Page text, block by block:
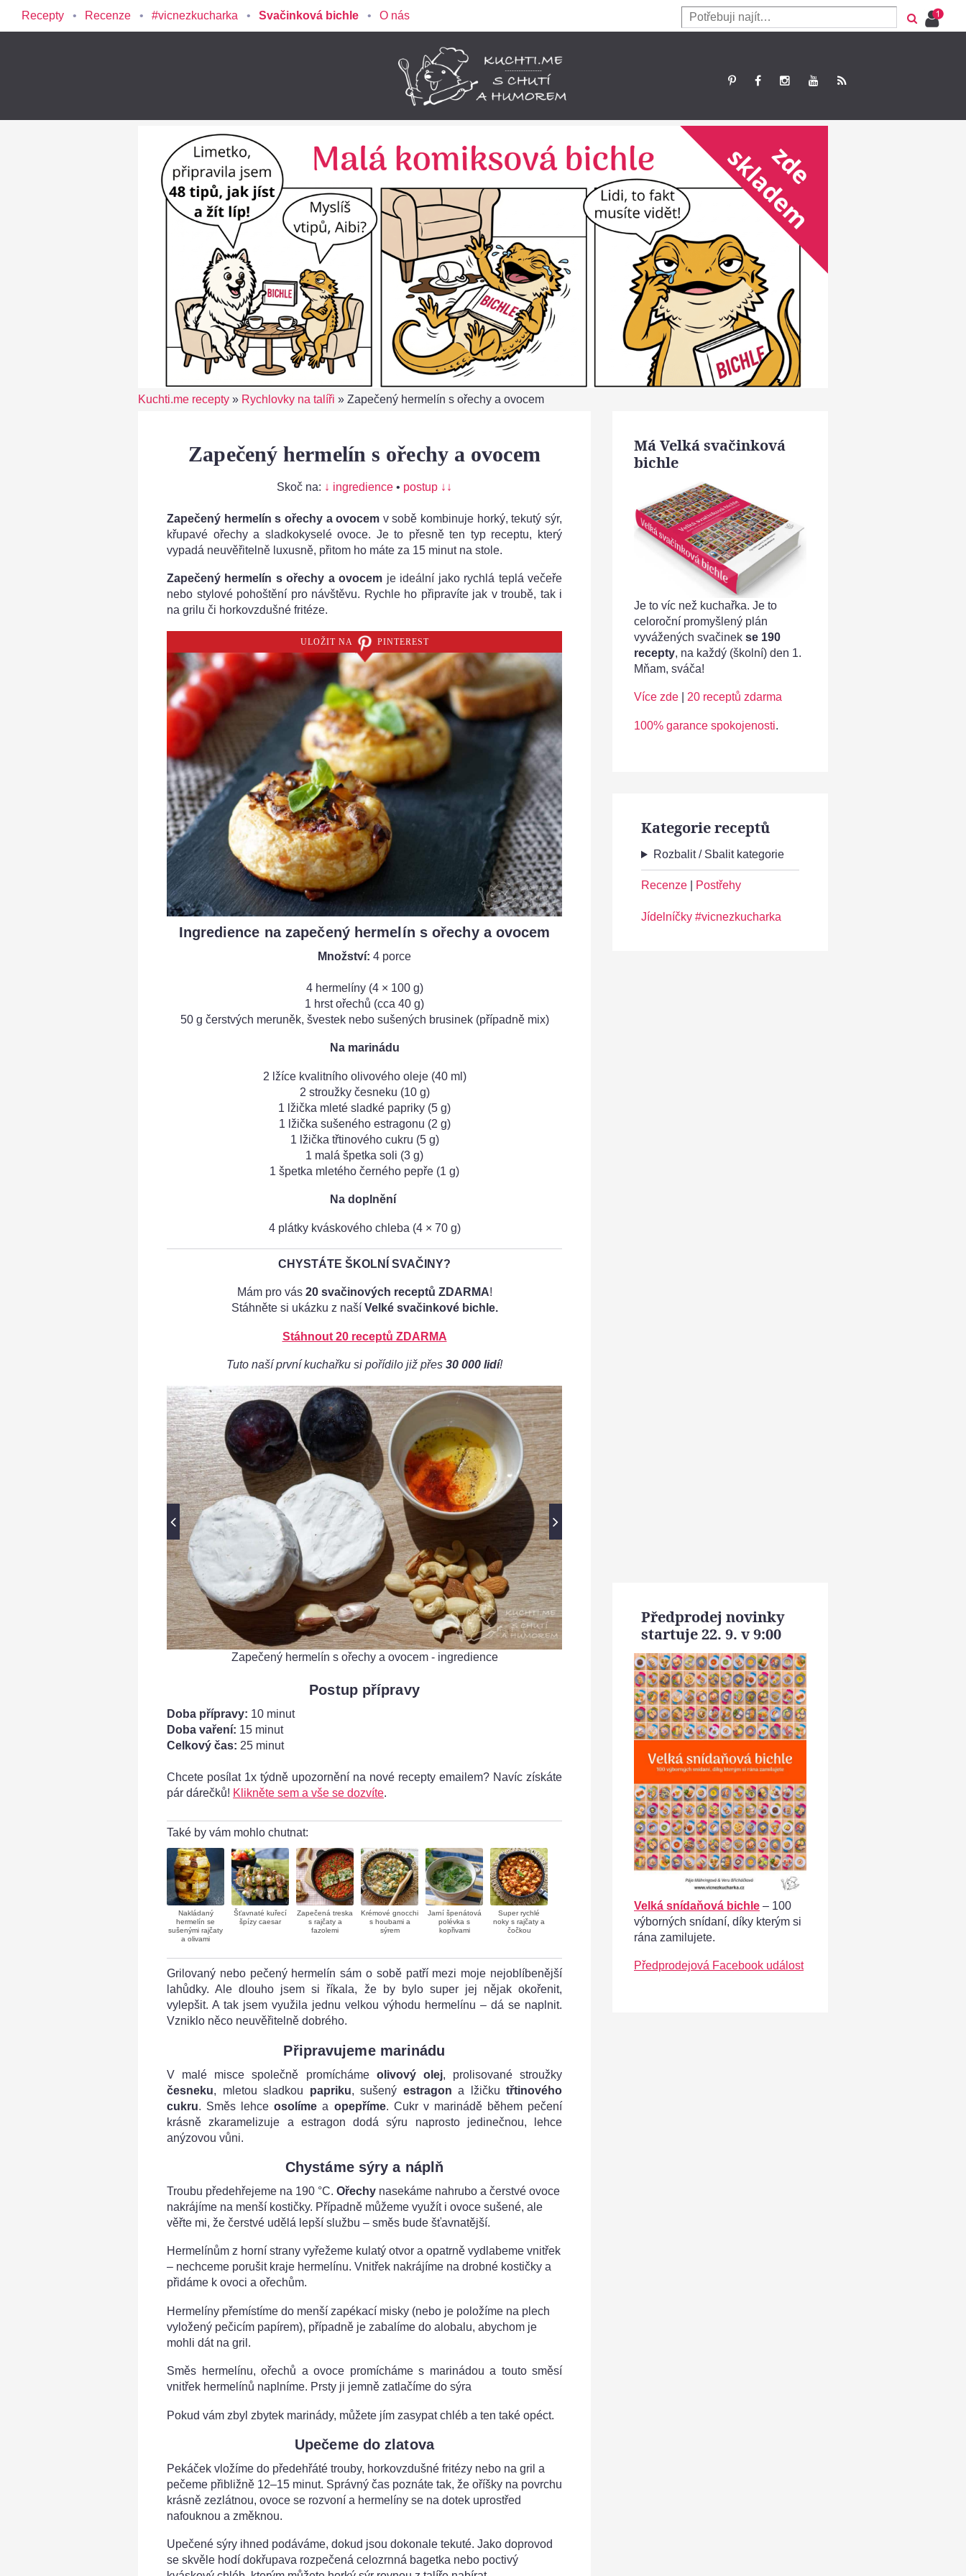
Recepty Recenze #vicnezkucharka Svačinková bichle O nás
Kuchti.me recepty » Rychlovky na talíři » Zapečený hermelín s ořechy a ovocem
Zapečený hermelín s ořechy a ovocem
Skoč na: ↓ ingredience • postup ↓↓
Zapečený hermelín s ořechy a ovocem v sobě kombinuje horký, tekutý sýr,
křupavé ořechy a sladkokyselé ovoce. Je to přesně ten typ receptu, který
vypadá neuvěřitelně luxusně, přitom ho máte za 15 minut na stole.
Zapečený hermelín s ořechy a ovocem je ideální jako rychlá teplá večeře
nebo stylové pohoštění pro návštěvu. Rychle ho připravíte jak v troubě, tak i
na grilu či horkovzdušné fritéze.
ULOŽIT NA PINTEREST
Ingredience na zapečený hermelín s ořechy a ovocem
Množství: 4 porce
4 hermelíny (4 × 100 g)
1 hrst ořechů (cca 40 g)
50 g čerstvých meruněk, švestek nebo sušených brusinek (případně mix)
Na marinádu
2 lžíce kvalitního olivového oleje (40 ml)
2 stroužky česneku (10 g)
1 lžička mleté sladké papriky (5 g)
1 lžička sušeného estragonu (2 g)
1 lžička třtinového cukru (5 g)
1 malá špetka soli (3 g)
1 špetka mletého černého pepře (1 g)
Na doplnění
4 plátky kváskového chleba (4 × 70 g)
CHYSTÁTE ŠKOLNÍ SVAČINY?
Mám pro vás 20 svačinových receptů ZDARMA!
Stáhněte si ukázku z naší Velké svačinkové bichle.
Stáhnout 20 receptů ZDARMA
Tuto naší první kuchařku si pořídilo již přes 30 000 lidí!
Zapečený hermelín s ořechy a ovocem - ingredience Zapečený hermelín s ořechy a ovocem - hermelín vydlabeme
Postup přípravy
Doba přípravy: 10 minut
Doba vaření: 15 minut
Celkový čas: 25 minut
Chcete posílat 1x týdně upozornění na nové recepty emailem? Navíc získáte
pár dárečků! Klikněte sem a vše se dozvíte.
Také by vám mohlo chutnat:
Nakládaný
hermelín se
sušenými rajčaty
a olivami
Šťavnaté kuřecí
špízy caesar
Zapečená treska
s rajčaty a
fazolemi
Krémové gnocchi
s houbami a
sýrem
Jarní špenátová
polévka s
kopřivami
Super rychlé
noky s rajčaty a
čočkou
Grilovaný nebo pečený hermelín sám o sobě patří mezi moje nejoblíbenější
lahůdky. Ale dlouho jsem si říkala, že by bylo super jej nějak okořenit,
vylepšit. A tak jsem využila jednu velkou výhodu hermelínu – dá se naplnit.
Vzniklo něco neuvěřitelně dobrého.
Připravujeme marinádu
V malé misce společně promícháme olivový olej, prolisované stroužky
česneku, mletou sladkou papriku, sušený estragon a lžičku třtinového
cukru. Směs lehceosolíme a opepříme. Cukr v marinádě během pečení
krásně zkaramelizuje a estragon dodá sýru naprosto jedinečnou, lehce
anýzovou vůni.
Chystáme sýry a náplň
Troubu předehřejeme na 190 °C. Ořechy nasekáme nahrubo a čerstvé ovoce
nakrájíme na menší kostičky. Případně můžeme využít i ovoce sušené, ale
věřte mi, že čerstvé udělá lepší službu – směs bude šťavnatější.
Hermelínům z horní strany vyřežeme kulatý otvor a opatrně vydlabeme vnitřek
– nechceme porušit kraje hermelínu. Vnitřek nakrájíme na drobné kostičky a
přidáme k ovoci a ořechům.
Hermelíny přemístíme do menší zapékací misky (nebo je položíme na plech
vyložený pečicím papírem), případně je zabalíme do alobalu, abychom je
mohli dát na gril.
Směs hermelínu, ořechů a ovoce promícháme s marinádou a touto směsí
vnitřek hermelínů naplníme. Prsty ji jemně zatlačíme do sýra
Pokud vám zbyl zbytek marinády, můžete jím zasypat chléb a ten také opéct.
Upečeme do zlatova
Pekáček vložíme do předehřáté trouby, horkovzdušné fritézy nebo na gril a
pečeme přibližně 12–15 minut. Správný čas poznáte tak, že oříšky na povrchu
krásně zezlátnou, ovoce se rozvoní a hermelíny se na dotek uprostřed
nafouknou a změknou.
Upečené sýry ihned podáváme, dokud jsou dokonale tekuté. Jako doprovod
se skvěle hodí dokřupava rozpečená celozrnná bagetka nebo poctivý
Má Velká svačinková
bichle
Je to víc než kuchařka. Je to
celoroční promyšlený plán
vyvážených svačinek se 190
recepty, na každý (školní) den 1.
Mňam, sváča!
Více zde 20 receptů zdarma
100% garance spokojenosti.
Kategorie receptů
Rozbalit / Sbalit kategorie
Recenze Postřehy
Jídelníčky #vicnezkucharka
Předprodej novinky
startuje 22. 9. v 9:00
Velká snídaňová bichle – 100
výborných snídaní, díky kterým si
rána zamilujete.
Předprodejová Facebook událost